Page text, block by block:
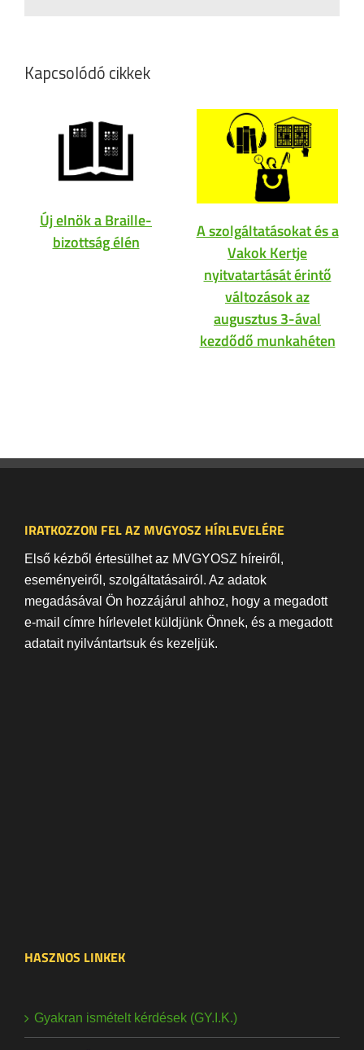
Kapcsolódó cikkek
Új elnök a Braille-
bizottság élén
A szolgáltatásokat és a
Vakok Kertje
nyitvatartását érintő
változások az
augusztus 3-ával
kezdődő munkahéten
IRATKOZZON FEL AZ MVGYOSZ HÍRLEVELÉRE
Első kézből értesülhet az MVGYOSZ híreiről,
eseményeiről, szolgáltatásairól. Az adatok
megadásával Ön hozzájárul ahhoz, hogy a megadott
e-mail címre hírlevelet küldjünk Önnek, és a megadott
adatait nyilvántartsuk és kezeljük.
HASZNOS LINKEK
Gyakran ismételt kérdések (GY.I.K.)